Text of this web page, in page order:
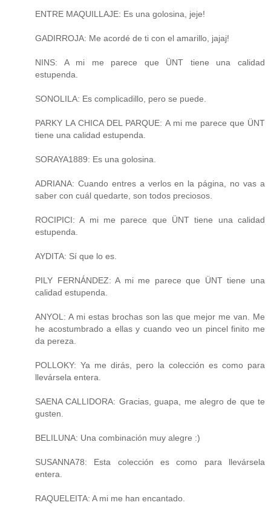
ENTRE MAQUILLAJE: Es una golosina, jeje!
GADIRROJA: Me acordé de ti con el amarillo, jajaj!
NINS: A mi me parece que ÜNT tiene una calidad
estupenda.
SONOLILA: Es complicadillo, pero se puede.
PARKY LA CHICA DEL PARQUE: A mi me parece que ÜNT
tiene una calidad estupenda.
SORAYA1889: Es una golosina.
ADRIANA: Cuando entres a verlos en la página, no vas a
saber con cuál quedarte, son todos preciosos.
ROCIPICI: A mi me parece que ÜNT tiene una calidad
estupenda.
AYDITA: Sí que lo es.
PILY FERNÁNDEZ: A mi me parece que ÜNT tiene una
calidad estupenda.
ANYOL: A mi estas brochas son las que mejor me van. Me
he acostumbrado a ellas y cuando veo un pincel finito me
da pereza.
POLLOKY: Ya me dirás, pero la colección es como para
llevársela entera.
SAENA CALLIDORA: Gracias, guapa, me alegro de que te
gusten.
BELILUNA: Una combinación muy alegre :)
SUSANNA78: Esta colección es como para llevársela
entera.
RAQUELEITA: A mi me han encantado.